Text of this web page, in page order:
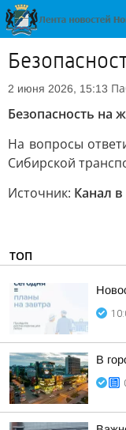
2 июня 2026, 15:13
Безопасность на
На вопросы
Сибирской
Источник: Канал
ТОП
В